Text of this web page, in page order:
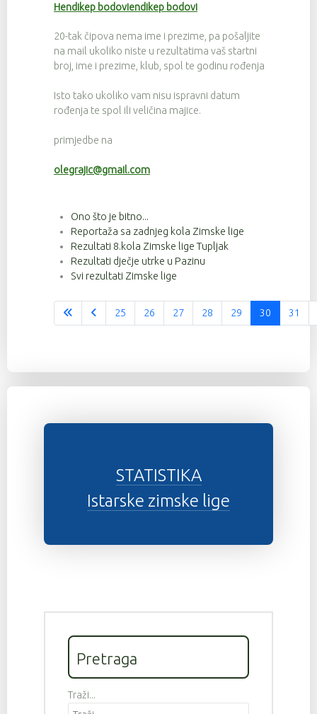
Hendikep bodoviendikep bodovi
20-tak čipova nema ime i prezime, pa pošaljite
na mail ukoliko niste u rezultatima vaš startni
broj, ime i prezime, klub, spol te godinu rođenja
Isto tako ukoliko vam nisu ispravni datum
rođenja te spol ili veličina majice.
primjedbe na
olegrajic@gmail.com
Ono što je bitno...
Reportaža sa zadnjeg kola Zimske lige
Rezultati 8.kola Zimske lige Tupljak
Rezultati dječje utrke u Pazinu
Svi rezultati Zimske lige
Stranica 30 od 37
25 26 27 28 29 30 31
STATISTIKA
Istarske zimske lige
Pretraga
Traži...